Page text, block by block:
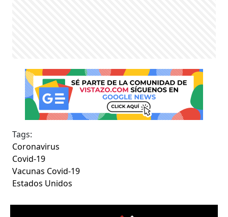
Tags:
Coronavirus
Covid-19
Vacunas Covid-19
Estados Unidos